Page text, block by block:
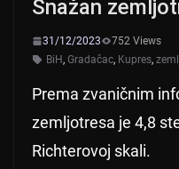
Snažan
31/12/2023
752 Views
BiH, Gradačac, Kupres,
Prema zvaničnim
zemljotresa je 4,8
Richterovoj skali.